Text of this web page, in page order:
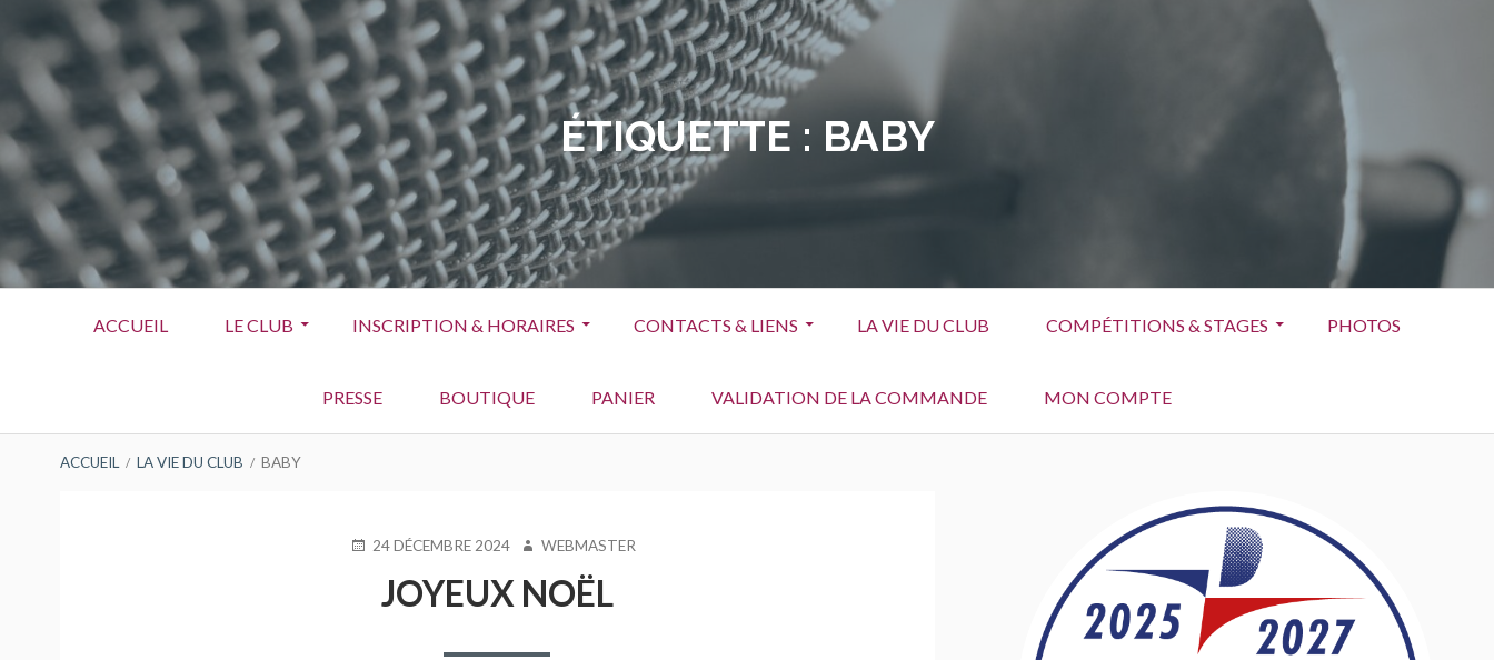
contenu
ÉTIQUETTE : BABY
ACCUEIL LE CLUB INSCRIPTION & HORAIRES CONTACTS & LIENS LA VIE DU CLUB COMPÉTITIONS & STAGES PHOTOS
PRESSE BOUTIQUE PANIER VALIDATION DE LA COMMANDE MON COMPTE
FIL
ACCUEIL LA VIE DU CLUB BABY
PUBLIÉ
24 DÉCEMBRE 2024 AUTEUR
WEBMASTER
JOYEUX NOËL
latérale
principale